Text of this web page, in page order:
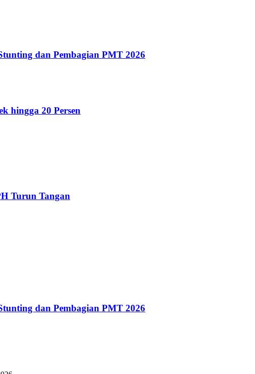
dan Pembagian PMT 2026
hingga 20 Persen
Turun Tangan
dan Pembagian PMT 2026